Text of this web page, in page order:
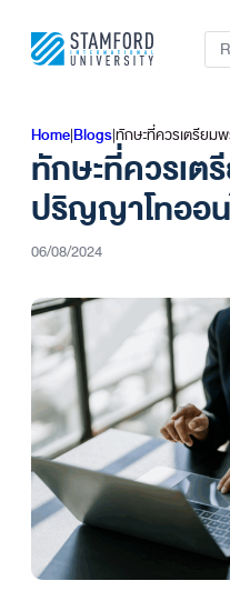
content
Home|Blogs|ทักษะที่ควรเตรียม
ทักษะที่ควรเต
ปริญญาโทออ
06/08/2024